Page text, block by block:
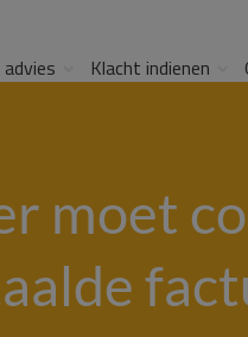
Klacht indienen
moet